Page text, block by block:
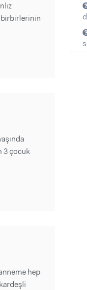
birbirlerinin
3 çocuk
hep